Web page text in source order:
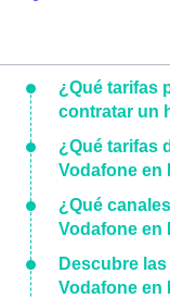
¿Qué tarifas
contratar un
¿Qué tarifas
Vodafone en
¿Qué
Vodafone en
Descubre
Vodafone en